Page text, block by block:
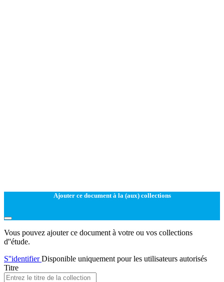
Ajouter ce document à la (aux) collections
Vous pouvez ajouter ce document à votre ou vos collections
d''étude.
S''identifierDisponible uniquement pour les utilisateurs autorisés
Titre